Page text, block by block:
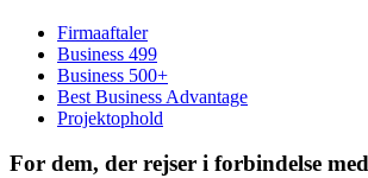
Firmaaftaler
Business 499
Business 500+
Best Business Advantage
Projektophold
For dem, der rejser i forbindelse